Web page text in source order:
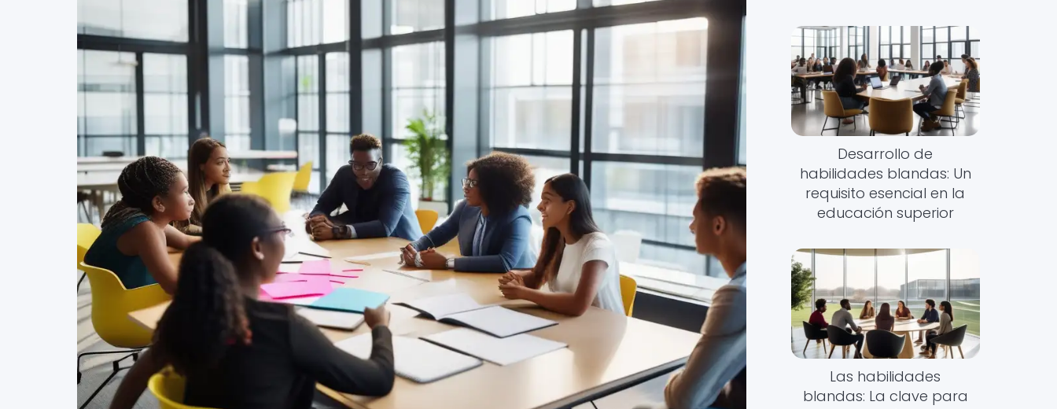
Desarrollo de
habilidades blandas: Un
requisito esencial en la
educación superior
Las habilidades
blandas: La clave para